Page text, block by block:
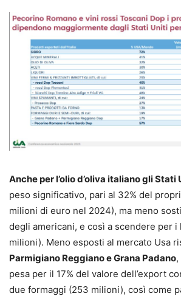
Anche per l’olio d’oliva italiano gli Stati
peso significativo, pari al 32% del
milioni di euro nel 2024), ma meno
degli americani, e così a scendere per i
milioni). Meno esposti al mercato Usa
Parmigiano Reggiano e Grana Padano
pesa per il 17% del valore dell’export
due formaggi (253 milioni), così come